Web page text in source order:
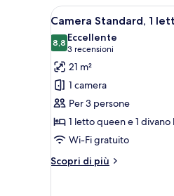
Apri
tutte
le
foto
per
Camera
Standard,
1
letto
queen
5
Camera Standard, 1
8,88,8 su 10
Eccellente
3 recensioni
(3
recensioni)
21 m²
1 camera
Per 3 persone
1 letto queen e 1
Wi-Fi gratuito
Scopri di più
Altri